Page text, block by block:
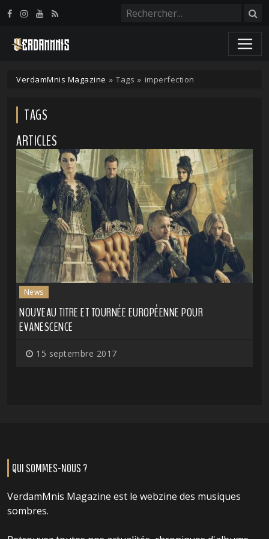
VerdamMnis Magazine » Tags » imperfection
TAGS
ARTICLES
News
NOUVEAU TITRE ET TOURNÉE EUROPÉENNE POUR
EVANESCENCE
15 septembre 2017
QUI SOMMES-NOUS ?
VerdamMnis Magazine est le webzine des musiques
sombres.
Panneau de gestion des cookies